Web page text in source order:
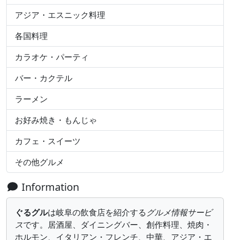
アジア・エスニック料理
各国料理
カラオケ・パーティ
バー・カクテル
ラーメン
お好み焼き・もんじゃ
カフェ・スイーツ
その他グルメ
Information
ぐるグルは岐阜の飲食店を紹介する グルメ情報サービ
スです。居酒屋、ダイニングバー、創作料理、焼肉・
ホルモン、イタリアン・フレンチ、中華、アジア・エ